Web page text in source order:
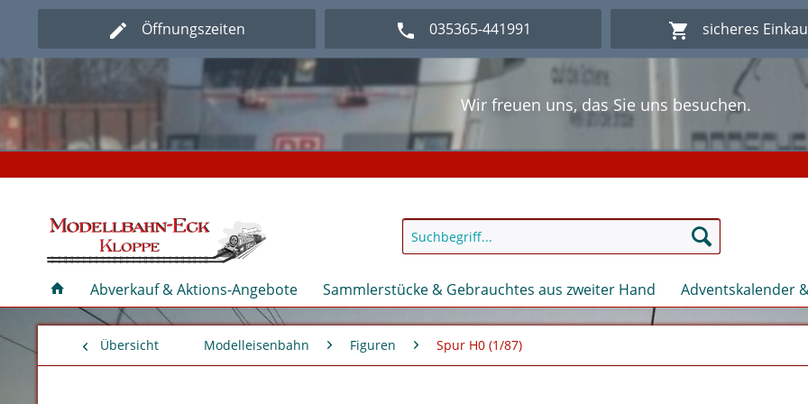
Öffnungszeiten 035365-441991 sicheres
Wir freuen uns, das Sie uns besuchen.
Herzlich Willkommen im Onlineshop Modellbahn - Eck
Wir freuen uns, das Sie uns besuchen.
Herzlich Willkommen im Onlineshop Modellbahn - Eck
Abverkauf & Aktions-Angebote Sammlerstücke & Gebrauchtes aus zweiter Hand Adventskalender
Übersicht Modelleisenbahn Figuren Spur H0 (1/87)